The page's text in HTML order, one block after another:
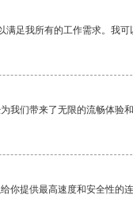
足我所有的工作需求。我
我们带来了无限的流畅体验和
你提供最高速度和安全性的